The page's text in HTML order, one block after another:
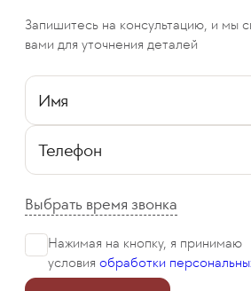
Противопоказания Подготовка
Запишитесь на консультацию, и мы
вами для уточнения деталей
Имя
Телефон
Выбрать время звонка
Нажимая на кнопку, я принимаю
условия обработки